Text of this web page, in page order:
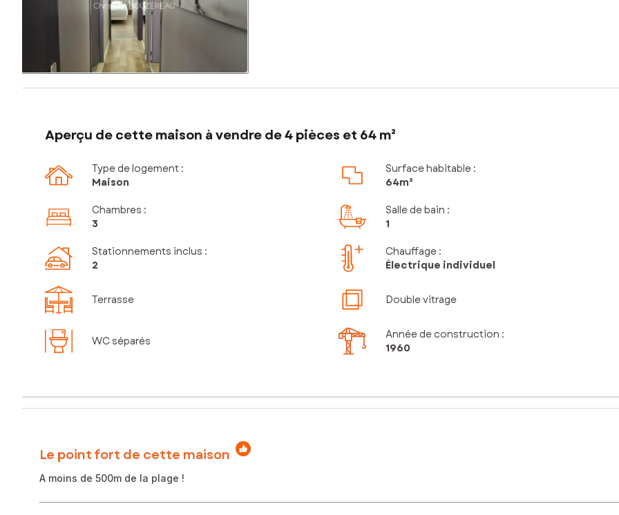
Aperçu de cette maison à vendre de 4 pièces et 64 m²
Type de logement :
Maison
Surface habitable :
64m²
Chambres :
3
Salle de bain :
1
Stationnements inclus :
2
Chauffage :
Électrique individuel
Terrasse Double vitrage
WC séparés
Année de construction :
1960
Le point fort de cette maison
A moins de 500m de la plage !